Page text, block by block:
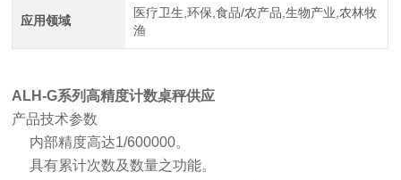
应用领域
医疗卫生,环保,食品/农产品,生物产业,农林牧
渔
ALH-G系列高精度计数桌秤供应
产品技术参数
内部精度高达1/600000。
具有累计次数及数量之功能。